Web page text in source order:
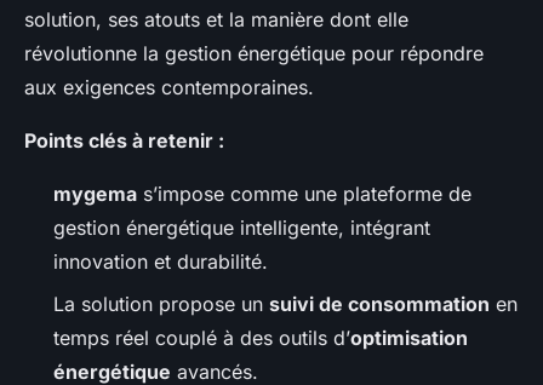
solution, ses atouts et la manière dont elle
révolutionne la gestion énergétique pour répondre
aux exigences contemporaines.
Points clés à retenir :
mygema s’impose comme une plateforme de
gestion énergétique intelligente, intégrant
innovation et durabilité.
La solution propose un suivi de consommation en
temps réel couplé à des outils d’optimisation
énergétique avancés.